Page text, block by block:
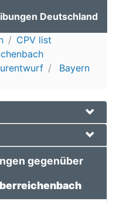
Deutschland
CPV list
Bayern
gegenüber